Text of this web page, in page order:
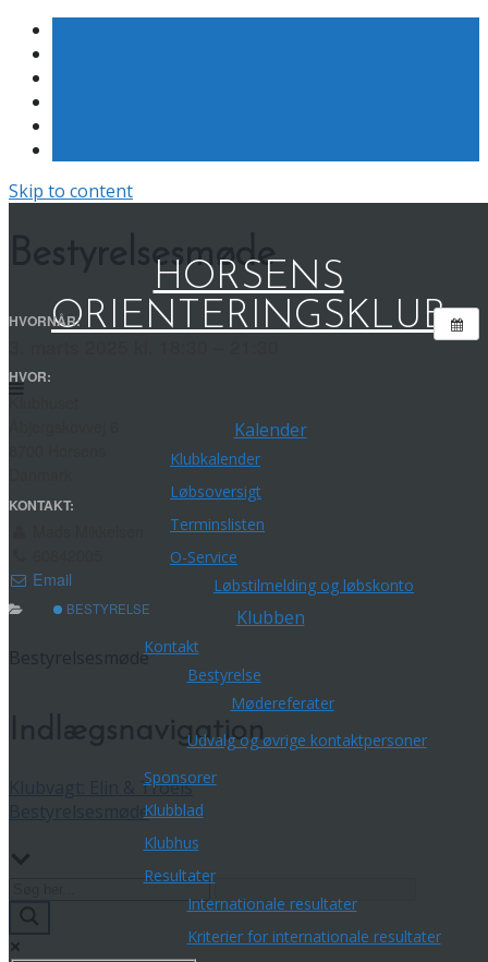
Skip to content
HORSENS
ORIENTERINGSKLUB
Kalender
Klubkalender
Løbsoversigt
Terminslisten
O-Service
Løbstilmelding og løbskonto
Klubben
Kontakt
Bestyrelse
Mødereferater
Udvalg og øvrige kontaktpersoner
Sponsorer
Klubblad
Klubhus
Resultater
Internationale resultater
Kriterier for internationale resultater
Bestyrelsesmøde
HVORNÅR:
HVOR:
KONTAKT:
Email
BESTYRELSE
Bestyrelsesmøde
Indlægsnavigation
Klubvagt: Elin & Troels
Bestyrelsesmøde